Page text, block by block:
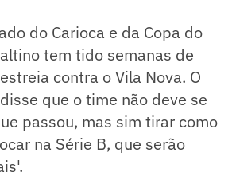
do Carioca e da Copa do
tem tido semanas de
contra o Vila Nova. O
que o time não deve se
passou, mas sim tirar como
na Série B, que serão